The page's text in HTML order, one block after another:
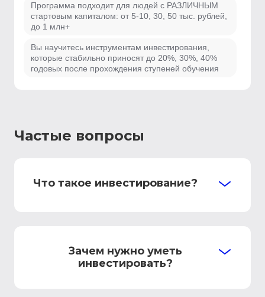
Программа подходит для людей с РАЗЛИЧНЫМ
стартовым капиталом: от 5-10, 30, 50 тыс. рублей,
до 1 млн+
Вы научитесь инструментам инвестирования,
которые стабильно приносят до 20%, 30%, 40%
годовых после прохождения ступеней обучения
Частые вопросы
Что такое инвестирование?
Зачем нужно уметь
инвестировать?